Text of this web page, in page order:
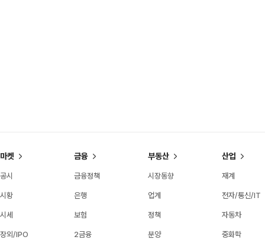
마켓
공시
시황
시세
장외/IPO
금융
금융정책
은행
보험
2금융
부동산
시장동향
업계
정책
분양
산업
재계
전자/통신/IT
자동차
중화학